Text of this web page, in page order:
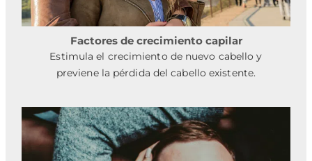
Factores de crecimiento capilar
Estimula el crecimiento de nuevo cabello y
previene la pérdida del cabello existente.